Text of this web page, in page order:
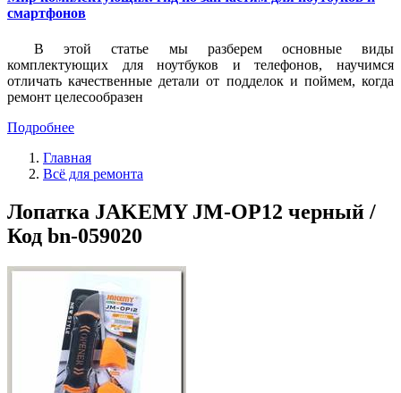
смартфонов
В этой статье мы разберем основные виды
комплектующих для ноутбуков и телефонов, научимся
отличать качественные детали от подделок и поймем, когда
ремонт целесообразен
Подробнее
Главная
Всё для ремонта
Лопатка JAKEMY JM-OP12 черный /
Код bn-059020